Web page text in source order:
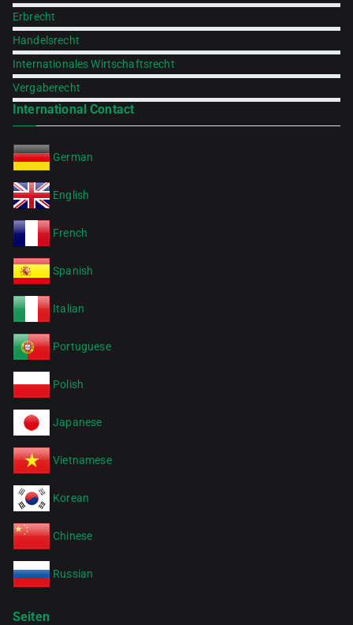
Erbrecht
Handelsrecht
Internationales Wirtschaftsrecht
Vergaberecht
International Contact
German
English
French
Spanish
Italian
Portuguese
Polish
Japanese
Vietnamese
Korean
Chinese
Russian
Seiten